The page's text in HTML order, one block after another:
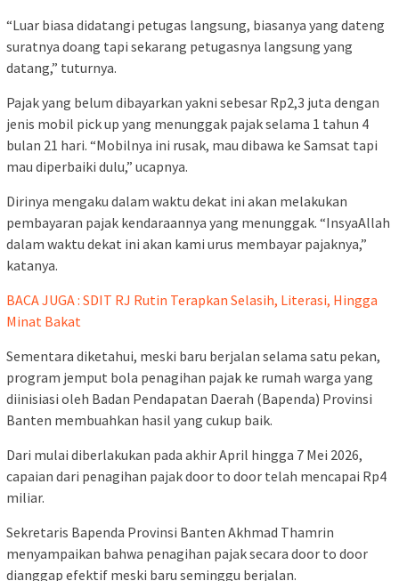
“Luar biasa didatangi petugas langsung, biasanya yang dateng
suratnya doang tapi sekarang petugasnya langsung yang
datang,” tuturnya.
Pajak yang belum dibayarkan yakni sebesar Rp2,3 juta dengan
jenis mobil pick up yang menunggak pajak selama 1 tahun 4
bulan 21 hari. “Mobilnya ini rusak, mau dibawa ke Samsat tapi
mau diperbaiki dulu,” ucapnya.
Dirinya mengaku dalam waktu dekat ini akan melakukan
pembayaran pajak kendaraannya yang menunggak. “InsyaAllah
dalam waktu dekat ini akan kami urus membayar pajaknya,”
katanya.
BACA JUGA : SDIT RJ Rutin Terapkan Selasih, Literasi, Hingga
Minat Bakat
Sementara diketahui, meski baru berjalan selama satu pekan,
program jemput bola penagihan pajak ke rumah warga yang
diinisiasi oleh Badan Pendapatan Daerah (Bapenda) Provinsi
Banten membuahkan hasil yang cukup baik.
Dari mulai diberlakukan pada akhir April hingga 7 Mei 2026,
capaian dari penagihan pajak door to door telah mencapai Rp4
miliar.
Sekretaris Bapenda Provinsi Banten Akhmad Thamrin
menyampaikan bahwa penagihan pajak secara door to door
dianggap efektif meski baru seminggu berjalan.